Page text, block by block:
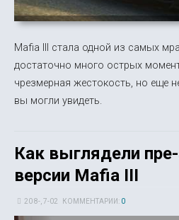
Mafia III стала одной из самых
достаточно много острых
чрезмерная жестокость, но еще
вы могли увидеть.
Как выглядели
версии Mafia III
20 8-, 7-02 КОММЕНТАРИИ: 0